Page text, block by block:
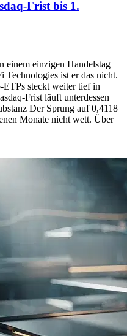
Frist bis 1.
einem einzigen Handelstag
ist er das nicht.
steckt weiter tief in
Frist läuft unterdessen
Der Sprung auf 0,4118
Monate nicht wett. Über